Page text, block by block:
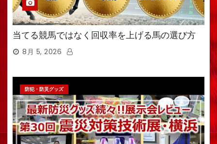
当てる競馬ではなく回収率を上げる馬の選び方
8月 5, 2026
防犯・防災グッズ